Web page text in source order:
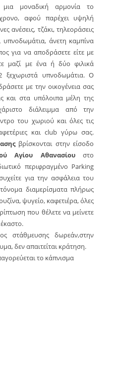
μοναδική αρμονία το
αφού παρέχει υψηλή
ανέσεις, τζάκι, τηλεοράσεις
άνετη καμπίνα
για να αποδράσετε είτε με
μαζί με ένα ή δύο φιλικά
ξεχωριστά υπνοδωμάτια. Ο
με την οικογένεια σας
και στα υπόλοιπα μέλη της
διάλειμμα από την
του χωριού και όλες τις
και club γύρω σας.
βρίσκονται στην είσοδο
Αγίου Αθανασίουστο
περιφραγμένο Parking
για την ασφάλεια του
διαμερίσματα πλήρως
ψυγείο, καφετιέρα, όλες
που θέλετε να μείνετε
στάθμευσης δωρεάν,στην
δεν απαιτείται κράτηση.
το κάπνισμα